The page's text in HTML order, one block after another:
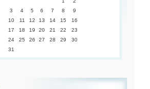
3
4 5 6 7 8
9
10
11 12 13 14 15
16
17
18 19 20 21 22
23
24
25 26 27 28 29
30
31